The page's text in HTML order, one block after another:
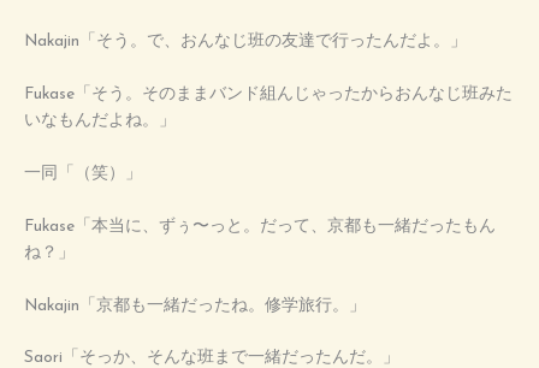
Nakajin「そう。で、おんなじ班の友達で行ったんだよ。」
Fukase「そう。そのままバンド組んじゃったからおんなじ班みた
いなもんだよね。」
一同「（笑）」
Fukase「本当に、ずぅ〜っと。だって、京都も一緒だったもん
ね？」
Nakajin「京都も一緒だったね。修学旅行。」
Saori「そっか、そんな班まで一緒だったんだ。」